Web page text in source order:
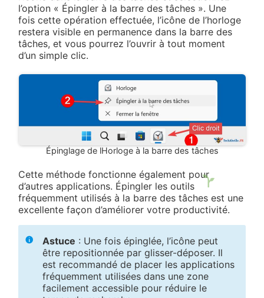
l’option « Épingler à la barre des tâches ». Une
fois cette opération effectuée, l’icône de l’horloge
restera visible en permanence dans la barre des
tâches, et vous pourrez l’ouvrir à tout moment
d’un simple clic.
Épinglage de lHorloge à la barre des tâches
Cette méthode fonctionne également pour
d’autres applications. Épingler les outils
fréquemment utilisés à la barre des tâches est une
excellente façon d’améliorer votre productivité.
Astuce : Une fois épinglée, l’icône peut
être repositionnée par glisser-déposer. Il
est recommandé de placer les applications
fréquemment utilisées dans une zone
facilement accessible pour réduire le